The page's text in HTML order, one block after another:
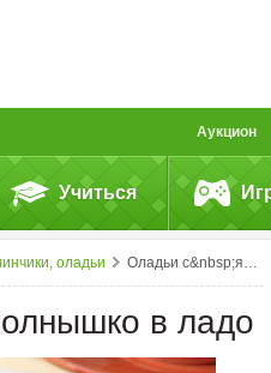
Аукцион
Учиться
оладьи Оладьи с&nbsp;яблоками &laquo;Солнышко в&nbsp;ладо
в ладо